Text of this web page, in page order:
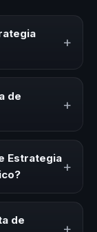
+
y
para la
de
+
de integración
un cambio
Estrategia
+
del evento.
sin
de